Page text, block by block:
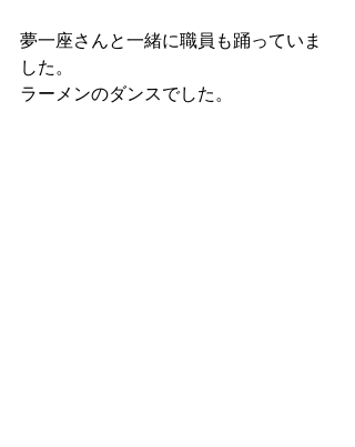
夢一座さんと一緒に職員も踊っていま
した。
ラーメンのダンスでした。